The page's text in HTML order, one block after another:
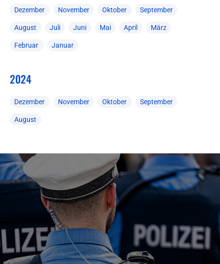
Dezember November Oktober September
August Juli Juni Mai April März
Februar Januar
2024
Dezember November Oktober September
August